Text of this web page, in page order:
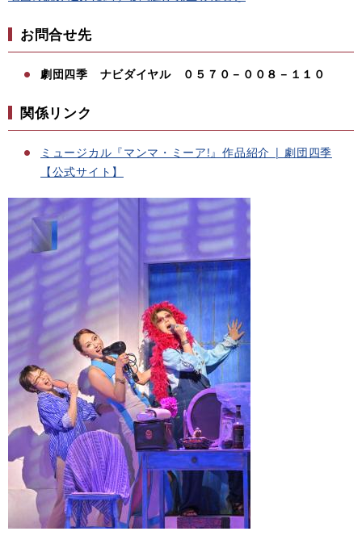
お問合せ先
劇団四季 ナビダイヤル ０５７０－００８－１１０
​関係リンク
ミュージカル『マンマ・ミーア!』作品紹介 | 劇団四季
【公式サイト】